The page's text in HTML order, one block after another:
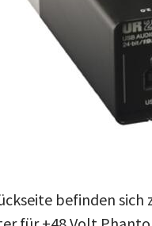
befinden sich